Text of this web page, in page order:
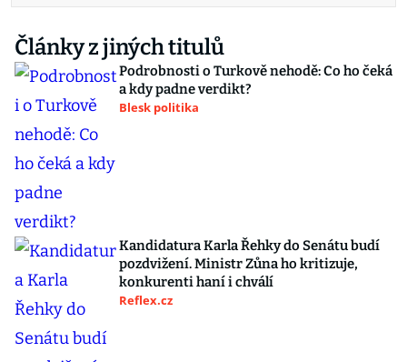
Články z jiných titulů
Podrobnosti o Turkově nehodě: Co ho čeká
a kdy padne verdikt?
Blesk politika
Kandidatura Karla Řehky do Senátu budí
pozdvižení. Ministr Zůna ho kritizuje,
konkurenti haní i chválí
Reflex.cz